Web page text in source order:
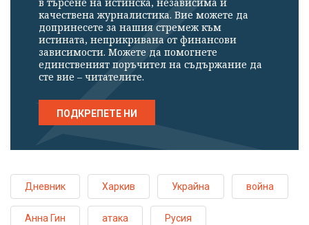
в търсене на истинска, независима и
качествена журналистика. Вие можете да
допринесете за нашия стремеж към
истината, неприкривана от финансови
зависимости. Можете да помогнете
единственият поръчител на съдържание да
сте вие – читателите.
ПОДКРЕПЕТЕ НИ
Дневник Харкив Украйна война
Анна Гин атака Русия